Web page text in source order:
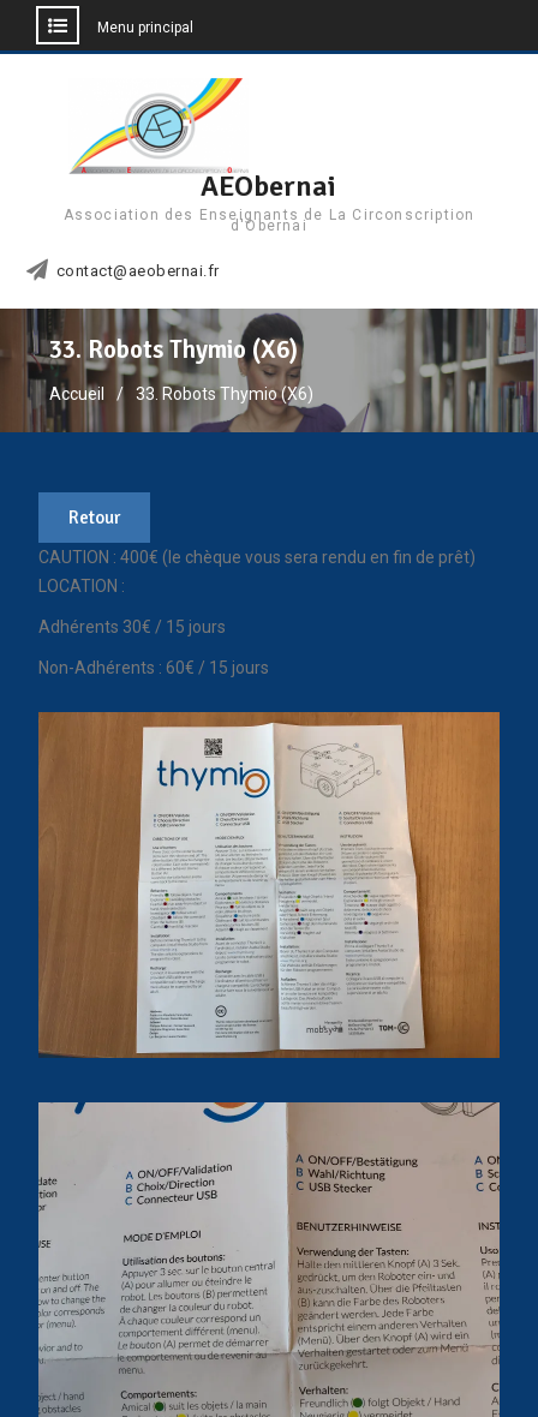
Menu principal
AEObernai
Association des Enseignants de La Circonscription
d'Obernai
contact@aeobernai.fr
33. Robots Thymio (X6)
Accueil 33. Robots Thymio (X6)
CAUTION : 400€ (le chèque vous sera rendu en fin de prêt)
LOCATION :
Adhérents 30€ / 15 jours
Non-Adhérents : 60€ / 15 jours